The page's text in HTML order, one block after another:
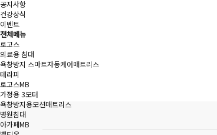
공지사항
건강상식
이벤트
전체메뉴
로고스
의료용 침대
욕창방지 스마트자동케어매트리스
테라피
로고스MB
가정용 3모터
욕창방지용모션매트리스
병원침대
아가페MB